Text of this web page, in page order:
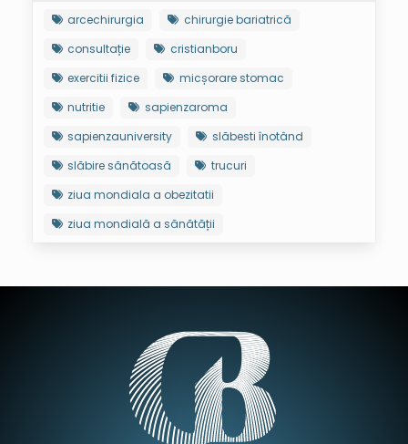
arcechirurgia
chirurgie bariatrică
consultație
cristianboru
exercitii fizice
micșorare stomac
nutritie
sapienzaroma
sapienzauniversity
slăbesti înotând
slăbire sănătoasă
trucuri
ziua mondiala a obezitatii
ziua mondială a sănătății